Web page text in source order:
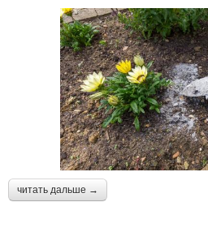
читать дальше →